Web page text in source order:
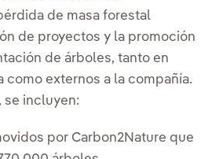
de masa forestal
de proyectos y la promoción
de árboles, tanto en
como externos a la compañía.
se incluyen:
por Carbon2Nature que